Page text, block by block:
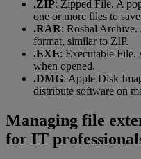
.ZIP: Zipped File. A
one or more files to
.RAR: Roshal Archive.
format, similar to ZIP.
.EXE: Executable File.
when opened.
.DMG: Apple Disk
distribute software on
Managing file
for IT